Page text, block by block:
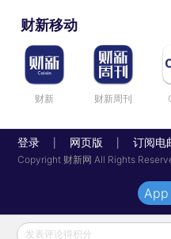
财新移动
财新 财新周刊
登录 网页版 订阅电
Copyright 财新网 All Rights
发表评论得积分
App